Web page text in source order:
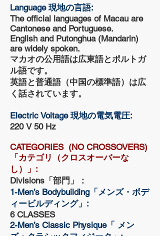
Language 現地の言語:
The official languages of Macau are
Cantonese and Portuguese.
English and Putonghua (Mandarin)
are widely spoken.
マカオの公用語は広東語とポルトガ
ル語です。
英語と普通語（中国の標準語）は広
く話されています。
Electric Voltage 現地の電気電圧:
220 V 50 Hz
CATEGORIES (NO CROSSOVERS)
「カテゴリ（クロスオーバーな
し）」:
Divisions「部門」：
1-Men’s Bodybuilding「メンズ・ボデ
ィービルディング」:
6 CLASSES
2-Men’s Classic Physique「 メン